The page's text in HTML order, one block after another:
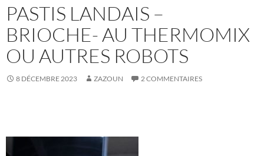
PASTIS LANDAIS –
BRIOCHE- AU THERMOMIX
OU AUTRES ROBOTS
8 DÉCEMBRE 2023 ZAZOUN 2 COMMENTAIRES